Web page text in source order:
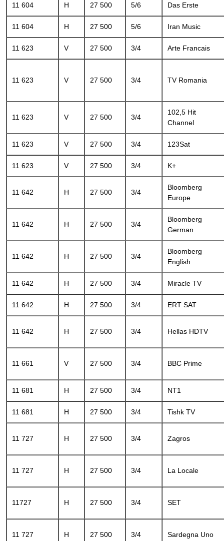
11 604 H 27 500 5/6 Das Erste
11 604 H 27 500 5/6 Iran Music
11 623 V 27 500 3/4 Arte Francais
11 623 V 27 500 3/4 TV Romania
11 623 V 27 500 3/4
102,5 Hit
Channel
11 623 V 27 500 3/4 123Sat
11 623 V 27 500 3/4 K+
11 642 H 27 500 3/4
Bloomberg
Europe
11 642 H 27 500 3/4
Bloomberg
German
11 642 H 27 500 3/4
Bloomberg
English
11 642 H 27 500 3/4 Miracle TV
11 642 H 27 500 3/4 ERT SAT
11 642 H 27 500 3/4 Hellas HDTV
11 661 V 27 500 3/4 BBC Prime
11 681 H 27 500 3/4 NT1
11 681 H 27 500 3/4 Tishk TV
11 727 H 27 500 3/4 Zagros
11 727 H 27 500 3/4 La Locale
11727 H 27 500 3/4 SET
11 727 H 27 500 3/4 Sardegna Uno